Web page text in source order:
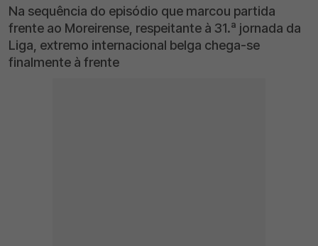
Na sequência do episódio que marcou partida
frente ao Moreirense, respeitante à 31.ª jornada da
Liga, extremo internacional belga chega-se
finalmente à frente